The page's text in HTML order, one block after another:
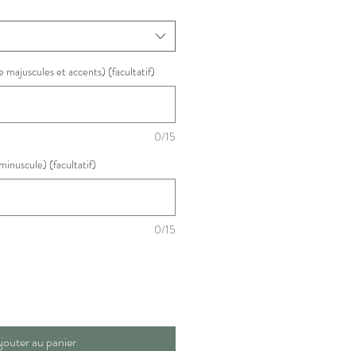
majuscules et accents) (facultatif)
0/15
(facultatif)
0/15
au panier